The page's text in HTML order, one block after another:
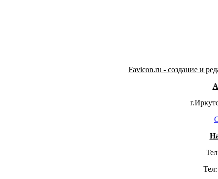
Favicon.ru - создание и